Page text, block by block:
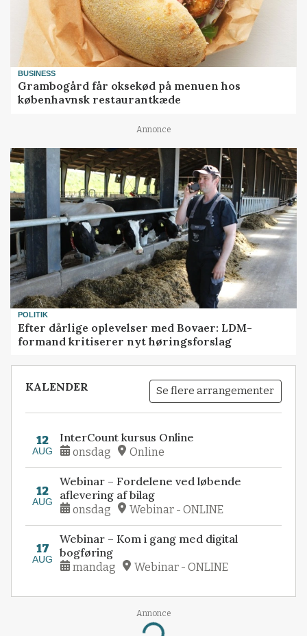
BUSINESS
Grambogård får oksekød på menuen hos
københavnsk restaurantkæde
Annonce
POLITIK
Efter dårlige oplevelser med Bovaer: LDM-
formand kritiserer nyt høringsforslag
KALENDER Se flere arrangementer
12
AUG
InterCount kursus Online
onsdag Online
12
AUG
Webinar – Fordelene ved løbende
aflevering af bilag
onsdag Webinar - ONLINE
17
AUG
Webinar – Kom i gang med digital
bogføring
mandag Webinar - ONLINE
Annonce